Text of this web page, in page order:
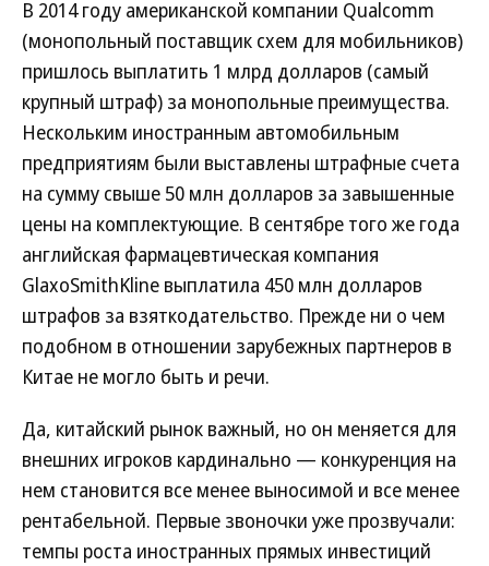
В 2014 году американской компании Qualcomm
(монопольный поставщик схем для мобильников)
пришлось выплатить 1 млрд долларов (самый
крупный штраф) за монопольные преимущества.
Нескольким иностранным автомобильным
предприятиям были выставлены штрафные счета
на сумму свыше 50 млн долларов за завышенные
цены на комплектующие. В сентябре того же года
английская фармацевтическая компания
GlaxoSmithKline выплатила 450 млн долларов
штрафов за взяткодательство. Прежде ни о чем
подобном в отношении зарубежных партнеров в
Китае не могло быть и речи.
Да, китайский рынок важный, но он меняется для
внешних игроков кардинально — конкуренция на
нем становится все менее выносимой и все менее
рентабельной. Первые звоночки уже прозвучали:
темпы роста иностранных прямых инвестиций